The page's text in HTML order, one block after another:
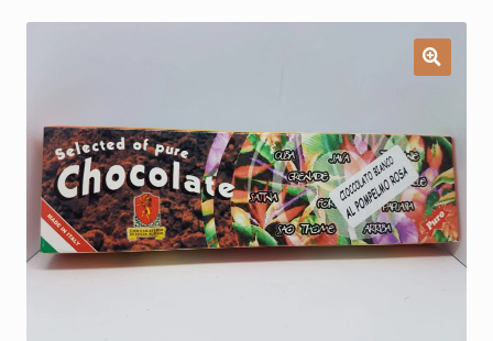
Marmellate
Birra e Vino
Zafferano
Pasta
Cioccolata